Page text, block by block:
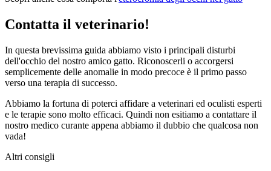
Contatta il veterinario!
In questa brevissima guida abbiamo visto i principali disturbi
dell'occhio del nostro amico gatto. Riconoscerli o accorgersi
semplicemente delle anomalie in modo precoce è il primo passo
verso una terapia di successo.
Abbiamo la fortuna di poterci affidare a veterinari ed oculisti esperti
e le terapie sono molto efficaci. Quindi non esitiamo a contattare il
nostro medico curante appena abbiamo il dubbio che qualcosa non
vada!
Altri consigli